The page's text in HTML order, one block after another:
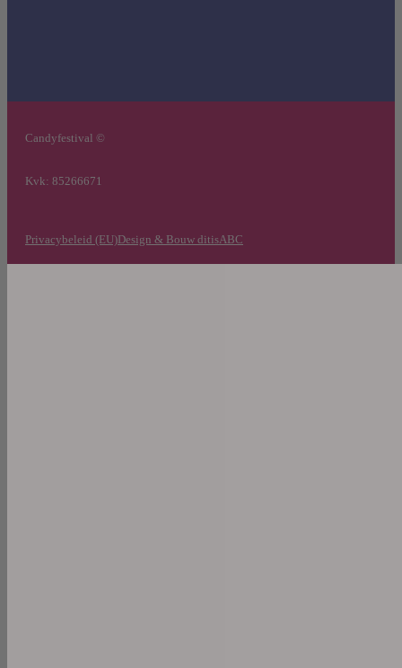
Candyfestival ©
Kvk: 85266671
Privacybeleid (EU)Design & Bouw ditisABC